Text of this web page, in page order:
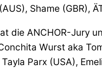
Shame (GBR),
die ANCHOR-Jury
Wurst aka
Parx (USA),